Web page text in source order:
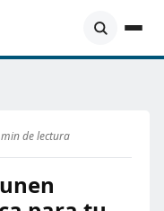
de lectura